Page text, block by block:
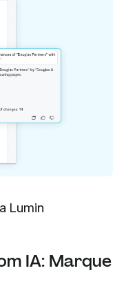
Lumin
IA: Marque